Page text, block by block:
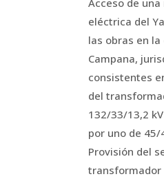
Acceso de
eléctrica del
las obras en la
Campana,
consistentes
del
132/33/13,2
por uno de 45/
Provisión del
transformador